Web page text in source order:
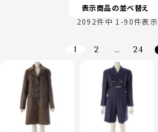
表示商品の並べ替え
2092件中 1 -90件表示
1 2 … 24